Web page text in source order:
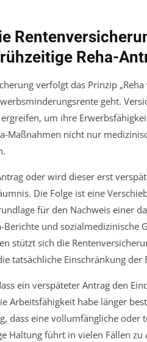
Reha-
verfolgt das Prinzip
geht.
um ihre
Maßnahmen nicht nur
oder wird dieser erst
Die Folge ist eine
für den Nachweis einer
Berichte und sozialmedizinische
stützt sich die
tatsächliche Einschränkung
ein verspäteter Antrag den
Arbeitsfähigkeit habe länger
dass eine vollumfängliche
Haltung führt in vielen Fällen